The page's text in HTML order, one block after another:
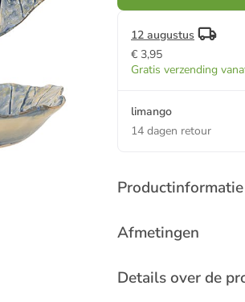
12 augustus
€ 3,95
Gratis verzending
limango
14 dagen retour
Productinformatie
Afmetingen
Details over de